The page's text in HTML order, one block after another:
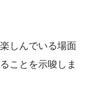
しんでいる場面
ことを示唆しま